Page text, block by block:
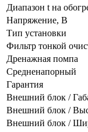
Диапазон t на
Напряжение, В
Тип установки
Фильтр тонкой
Дренажная помпа
Средненапорный
Гарантия
Внешний блок /
Внешний блок /
Внешний блок /